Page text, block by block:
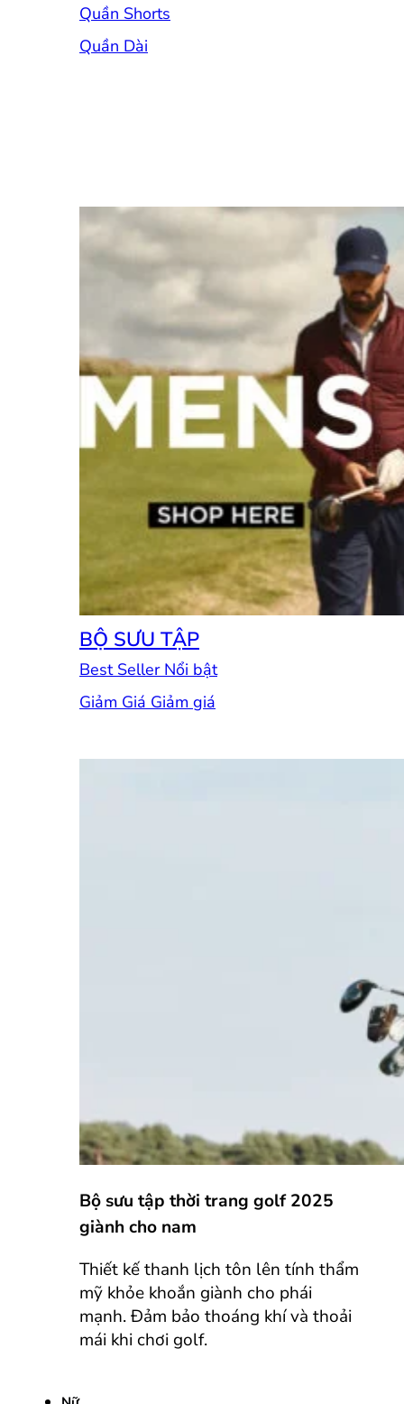
Quần Shorts
Quần Dài
BỘ SƯU TẬP
Best Seller
Giảm Giá
Bộ sưu tập thời trang golf 2025
giành cho nam
Thiết kế thanh lịch tôn lên tính thẩm
mỹ khỏe khoắn giành cho phái
mạnh. Đảm bảo thoáng khí và thoải
mái khi chơi golf.